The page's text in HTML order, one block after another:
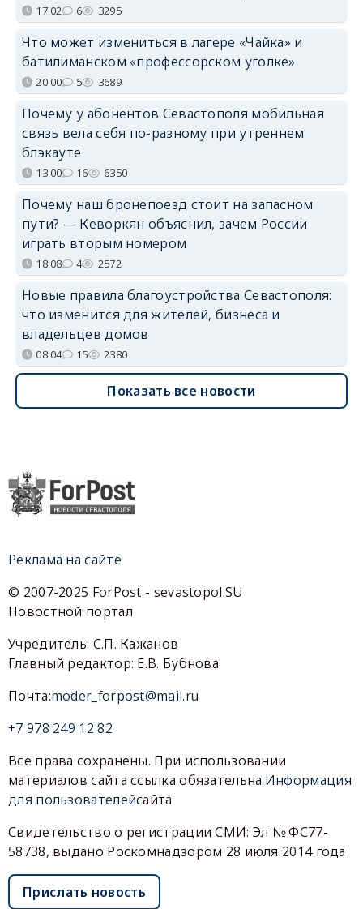
17:02 6 3295
Что может измениться в лагере «Чайка» и
батилиманском «профессорском уголке»
20:00 5 3689
Почему у абонентов Севастополя мобильная
связь вела себя по-разному при утреннем
блэкауте
13:00 16 6350
Почему наш бронепоезд стоит на запасном
пути? — Кеворкян объяснил, зачем России
играть вторым номером
18:08 4 2572
Новые правила благоустройства Севастополя:
что изменится для жителей, бизнеса и
владельцев домов
08:04 15 2380
Показать все новости
Реклама на сайте
© 2007-2025 ForPost - sevastopol.SU
Новостной портал
Учредитель: С.П. Кажанов
Главный редактор: Е.В. Бубнова
Почта:moder_forpost@mail.ru
+7 978 249 12 82
Все права сохранены. При использовании
материалов сайта ссылка обязательна.Информация
для пользователейсайта
Свидетельство о регистрации СМИ: Эл № ФС77-
58738, выдано Роскомнадзором 28 июля 2014 года
Прислать новость